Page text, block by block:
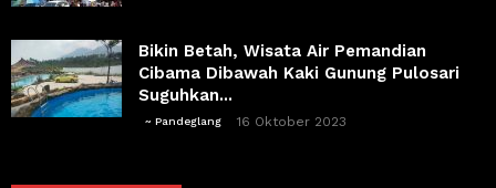
Bikin Betah, Wisata Air Pemandian
Cibama Dibawah Kaki Gunung Pulosari
Suguhkan...
~ Pandeglang 16 Oktober 2023